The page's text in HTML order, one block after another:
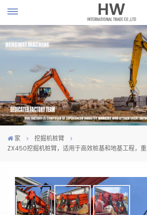
家
挖掘机桩臂
ZX450挖掘机桩臂，适用于高效桩基和地基工程，